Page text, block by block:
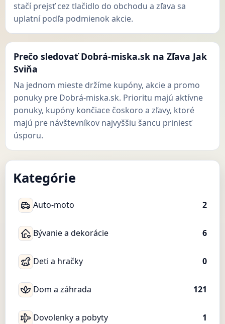
stačí prejsť cez tlačidlo do obchodu a zľava sa
uplatní podľa podmienok akcie.
Prečo sledovať Dobrá-miska.sk na Zľava Jak
Sviňa
Na jednom mieste držíme kupóny, akcie a promo
ponuky pre Dobrá-miska.sk. Prioritu majú aktívne
ponuky, kupóny končiace čoskoro a zľavy, ktoré
majú pre návštevníkov najvyššiu šancu priniesť
úsporu.
Kategórie
Auto-moto 2
Bývanie a dekorácie 6
Deti a hračky 0
Dom a záhrada 121
Dovolenky a pobyty 1